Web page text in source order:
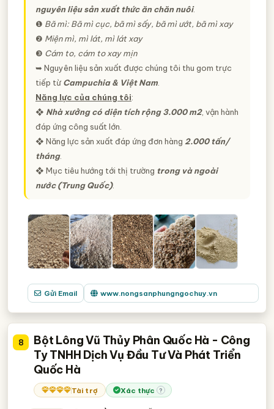
nguyên liệu sản xuất thức ăn chăn nuôi.
❶ Bã mì: Bã mì cục, bã mì sấy, bã mì ướt, bã mì xay
❷ Miện mì, mì lát, mì lát xay
❸ Cám to, cám to xay mịn
➥ Nguyên liệu sản xuất được chúng tôi thu gom trực
tiếp từ Campuchia & Việt Nam
Năng lực của chúng tôi:
❖ Nhà xưởng có diện tích rộng 3.000 m2, vận hành
đáp ứng công suất lớn.
❖ Năng lực sản xuất đáp ứng đơn hàng 2.000 tấn/
tháng.
❖ Mục tiêu hướng tới thị trường trong và ngoài
nước (Trung Quốc).
Gửi Email www.nongsanphungngochuy.vn
8
Bột Lông Vũ Thủy Phân Quốc Hà - Công
Ty TNHH Dịch Vụ Đầu Tư Và Phát Triển
Quốc Hà
Tài trợ Xác thực ?